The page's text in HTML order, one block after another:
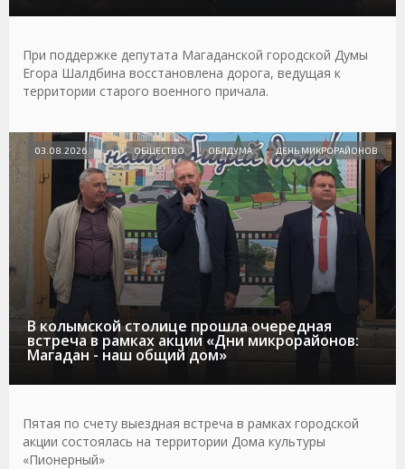
При поддержке депутата Магаданской городской Думы
Егора Шалдбина восстановлена дорога, ведущая к
территории старого военного причала.
В колымской столице прошла очередная
встреча в рамках акции «Дни микрорайонов:
Магадан - наш общий дом»
03.08.2026 ОБЩЕСТВО ОБЛДУМА ДЕНЬ МИКРОРАЙОНОВ
Пятая по счету выездная встреча в рамках городской
акции состоялась на территории Дома культуры
«Пионерный»